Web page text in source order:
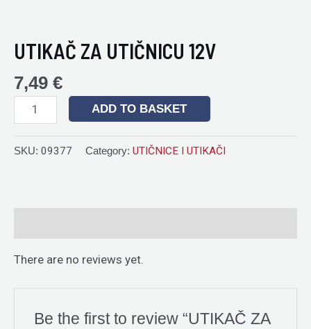
UTIKAČ ZA UTIČNICU 12V
7,49 €
UTIČNICU
12V
quantity
ADD TO BASKET
SKU: 09377 Category: UTIČNICE I UTIKAČI
There are no reviews yet.
Be the first to review “UTIKAČ ZA